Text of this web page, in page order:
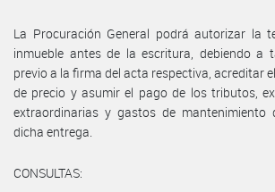
La Procuración General podrá autorizar la
inmueble antes de la escritura, debiendo a
previo a la firma del acta respectiva, acreditar
de precio y asumir el pago de los tributos,
extraordinarias y gastos de
dicha entrega.
CONSULTAS: